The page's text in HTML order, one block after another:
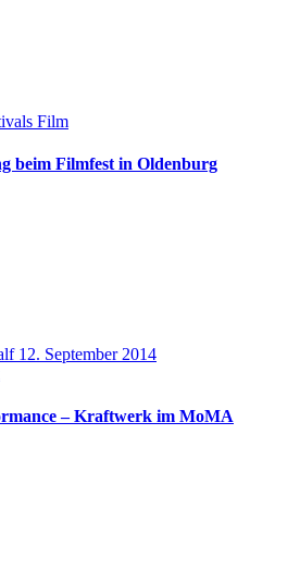
Film
beim Filmfest in Oldenburg
12. September 2014
– Kraftwerk im MoMA